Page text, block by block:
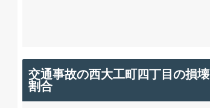
交通事故の西大工町四丁目の損壊
割合